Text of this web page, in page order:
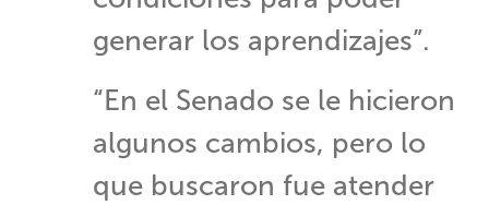
generar los aprendizajes”.
“En el Senado se le hicieron
algunos cambios, pero lo
que buscaron fue atender